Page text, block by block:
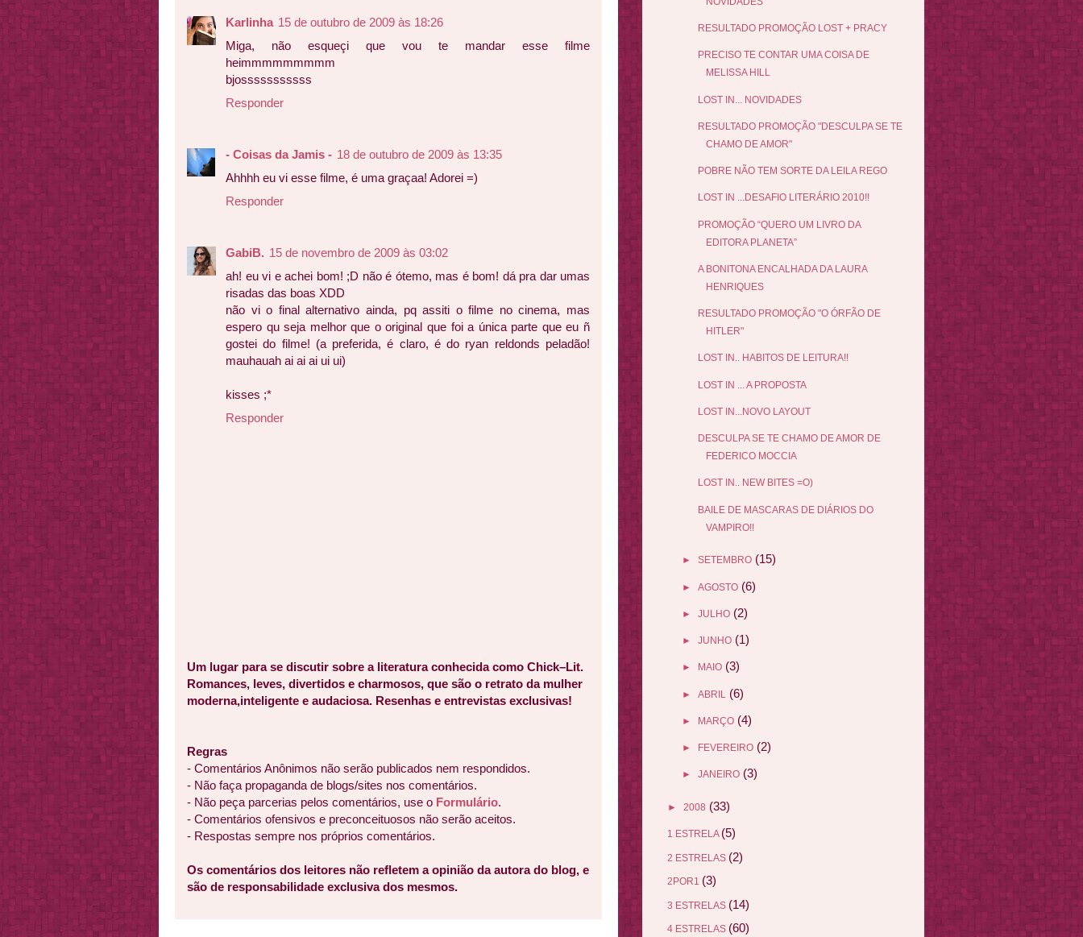
Karlinha 15 de outubro de 2009 às 18:26
Miga, não esqueçi que vou te mandar esse filme
heimmmmmmmmm
bjosssssssssss
Responder
- Coisas da Jamis - 18 de outubro de 2009 às 13:35
Ahhhh eu vi esse filme, é uma graçaa! Adorei =)
Responder
GabiB. 15 de novembro de 2009 às 03:02
ah! eu vi e achei bom! ;D não é ótemo, mas é bom! dá pra dar umas
risadas das boas XDD
não vi o final alternativo ainda, pq assiti o filme no cinema, mas
espero qu seja melhor que o original que foi a única parte que eu ñ
gostei do filme! (a preferida, é claro, é do ryan reldonds peladão!
mauhauah ai ai ai ui ui)
kisses ;*
Responder
Um lugar para se discutir sobre a literatura conhecida como Chick–Lit.
Romances, leves, divertidos e charmosos, que são o retrato da mulher
moderna,inteligente e audaciosa. Resenhas e entrevistas exclusivas!
Regras
- Comentários Anônimos não serão publicados nem respondidos.
- Não faça propaganda de blogs/sites nos comentários.
- Não peça parcerias pelos comentários, use o Formulário.
- Comentários ofensivos e preconceituosos não serão aceitos.
- Respostas sempre nos próprios comentários.
Os comentários dos leitores não refletem a opinião da autora do blog, e
são de responsabilidade exclusiva dos mesmos.
RESULTADO PROMOÇÃO LOST + PRACY
PRECISO TE CONTAR UMA COISA DE
MELISSA HILL
LOST IN... NOVIDADES
RESULTADO PROMOÇÃO "DESCULPA SE TE
CHAMO DE AMOR"
POBRE NÃO TEM SORTE DA LEILA REGO
LOST IN ...DESAFIO LITERÁRIO 2010!!
PROMOÇÃO “QUERO UM LIVRO DA
EDITORA PLANETA”
A BONITONA ENCALHADA DA LAURA
HENRIQUES
RESULTADO PROMOÇÃO "O ÓRFÃO DE
HITLER"
LOST IN.. HABITOS DE LEITURA!!
LOST IN ... A PROPOSTA
LOST IN...NOVO LAYOUT
DESCULPA SE TE CHAMO DE AMOR DE
FEDERICO MOCCIA
LOST IN.. NEW BITES =O)
BAILE DE MASCARAS DE DIÁRIOS DO
VAMPIRO!!
► SETEMBRO (15)
► AGOSTO (6)
► JULHO (2)
► JUNHO (1)
► MAIO (3)
► ABRIL (6)
► MARÇO (4)
► FEVEREIRO (2)
► JANEIRO (3)
► 2008 (33)
1 ESTRELA (5)
2 ESTRELAS (2)
2POR1 (3)
3 ESTRELAS (14)
4 ESTRELAS (60)